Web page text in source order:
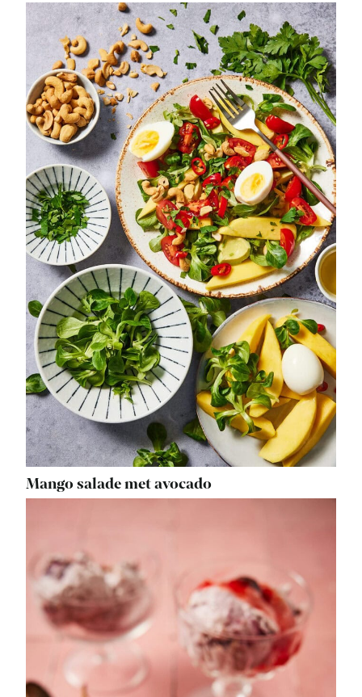
Mango salade met avocado